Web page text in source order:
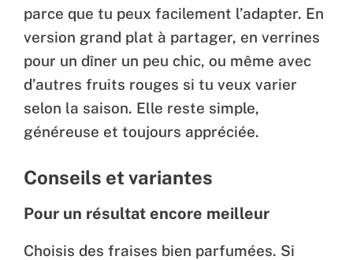
parce que tu peux facilement l’adapter. En
version grand plat à partager, en verrines
pour un dîner un peu chic, ou même avec
d’autres fruits rouges si tu veux varier
selon la saison. Elle reste simple,
généreuse et toujours appréciée.
Conseils et variantes
Pour un résultat encore meilleur
Choisis des fraises bien parfumées. Si